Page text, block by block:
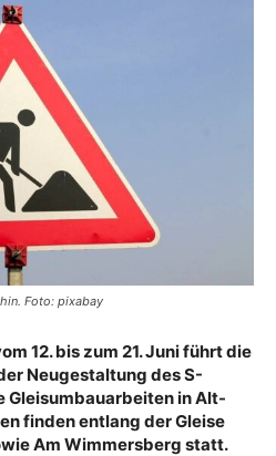
Foto: pixabay
12. bis zum 21. Juni führt die
Neugestaltung des S-
Gleisumbauarbeiten in Alt-
finden entlang der Gleise
Am Wimmersberg statt.